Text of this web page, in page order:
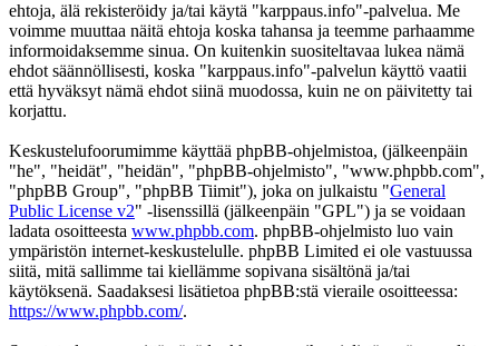
ehtoja, älä rekisteröidy ja/tai käytä "karppaus.info"-palvelua. Me
voimme muuttaa näitä ehtoja koska tahansa ja teemme parhaamme
informoidaksemme sinua. On kuitenkin suositeltavaa lukea nämä
ehdot säännöllisesti, koska "karppaus.info"-palvelun käyttö vaatii
että hyväksyt nämä ehdot siinä muodossa, kuin ne on päivitetty tai
korjattu.
Keskustelufoorumimme käyttää phpBB-ohjelmistoa, (jälkeenpäin
"he", "heidät", "heidän", "phpBB-ohjelmisto", "www.phpbb.com",
"phpBB Group", "phpBB Tiimit"), joka on julkaistu "General
Public License v2" -lisenssillä (jälkeenpäin "GPL") ja se voidaan
ladata osoitteesta www.phpbb.com. phpBB-ohjelmisto luo vain
ympäristön internet-keskustelulle. phpBB Limited ei ole vastuussa
siitä, mitä sallimme tai kiellämme sopivana sisältönä ja/tai
käytöksenä. Saadaksesi lisätietoa phpBB:stä vieraile osoitteessa:
https://www.phpbb.com/.